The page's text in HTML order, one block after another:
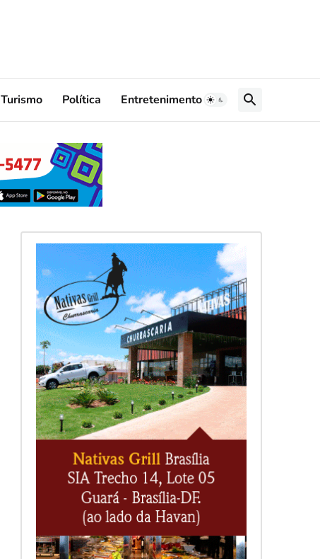
Turismo Política Entretenimento